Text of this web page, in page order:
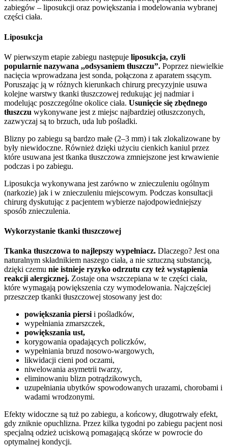
zabiegów – liposukcji oraz powiększania i modelowania wybranej
części ciała.
Liposukcja
W pierwszym etapie zabiegu następuje liposukcja, czyli
popularnie nazywana ,,odsysaniem tłuszczu”. Poprzez niewielkie
nacięcia wprowadzana jest sonda, połączona z aparatem ssącym.
Poruszając ją w różnych kierunkach chirurg precyzyjnie usuwa
kolejne warstwy tkanki tłuszczowej redukując jej nadmiar i
modelując poszczególne okolice ciała. Usunięcie się zbędnego
tłuszczu wykonywane jest z miejsc najbardziej otłuszczonych,
zazwyczaj są to brzuch, uda lub pośladki.
Blizny po zabiegu są bardzo małe (2–3 mm) i tak zlokalizowane by
były niewidoczne. Również dzięki użyciu cienkich kaniul przez
które usuwana jest tkanka tłuszczowa zmniejszone jest krwawienie
podczas i po zabiegu.
Liposukcja wykonywana jest zarówno w znieczuleniu ogólnym
(narkozie) jak i w znieczuleniu miejscowym. Podczas konsultacji
chirurg dyskutując z pacjentem wybierze najodpowiedniejszy
sposób znieczulenia.
Wykorzystanie tkanki tłuszczowej
Tkanka tłuszczowa to najlepszy wypełniacz. Dlaczego? Jest ona
naturalnym składnikiem naszego ciała, a nie sztuczną substancją,
dzięki czemu nie istnieje ryzyko odrzutu czy też wystąpienia
reakcji alergicznej. Zostaje ona wszczepiana w te części ciała,
które wymagają powiększenia czy wymodelowania. Najczęściej
przeszczep tkanki tłuszczowej stosowany jest do:
powiększania piersi i pośladków,
wypełniania zmarszczek,
powiększania ust,
korygowania opadających policzków,
wypełniania bruzd nosowo-wargowych,
likwidacji cieni pod oczami,
niwelowania asymetrii twarzy,
eliminowaniu blizn potrądzikowych,
uzupełniania ubytków spowodowanych urazami, chorobami i
wadami wrodzonymi.
Efekty widoczne są tuż po zabiegu, a końcowy, długotrwały efekt,
gdy zniknie opuchlizna. Przez kilka tygodni po zabiegu pacjent nosi
specjalną odzież uciskową pomagającą skórze w powrocie do
optymalnej kondycji.